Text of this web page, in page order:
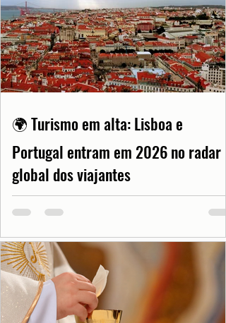
🌍 Turismo em alta: Lisboa e
Portugal entram em 2026 no radar
global dos viajantes